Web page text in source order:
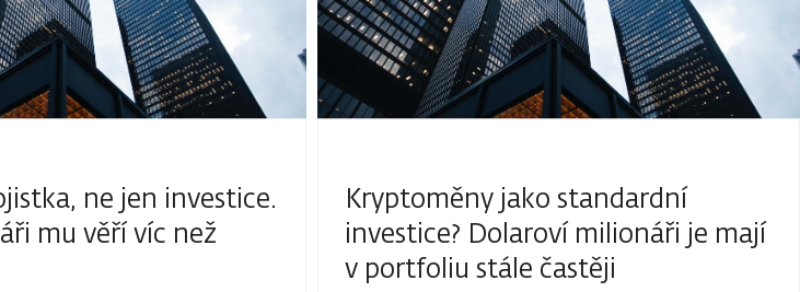
ne jen investice.
mu věří víc než
Kryptoměny jako standardní
investice? Dolaroví milionáři je mají
v portfoliu stále častěji